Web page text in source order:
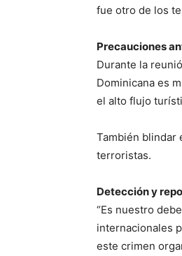
fue otro de los
Precauciones
Durante la
Dominicana es
el alto flujo
También blindar
terroristas.
Detección y
“Es nuestro
internacionales
este crimen